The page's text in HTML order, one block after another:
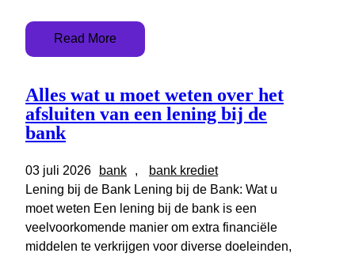
Read More
Alles wat u moet weten over het
afsluiten van een lening bij de
bank
03 juli 2026 bank ,
bank krediet
Lening bij de Bank Lening bij de Bank: Wat u
moet weten Een lening bij de bank is een
veelvoorkomende manier om extra financiële
middelen te verkrijgen voor diverse doeleinden,